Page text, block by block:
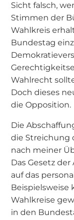
Sicht falsch,
Stimmen der
Wahlkreis
Bundestag
Wahlrecht
Doch dieses
die Opposition.
Die
die Streichung
nach meiner
Das Gesetz
auf das
Beispielsweise
Wahlkreise
in den